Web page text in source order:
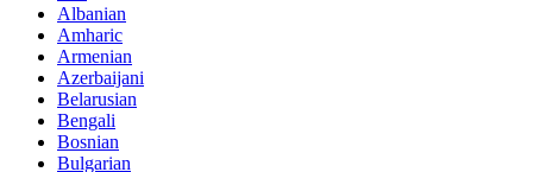
Albanian
Amharic
Armenian
Azerbaijani
Belarusian
Bengali
Bosnian
Bulgarian